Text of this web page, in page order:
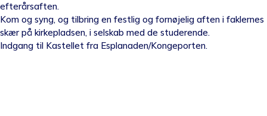
efterårsaften.
Kom og syng, og tilbring en festlig og fornøjelig aften i faklernes
skær på kirkepladsen, i selskab med de studerende.
Indgang til Kastellet fra Esplanaden/Kongeporten.